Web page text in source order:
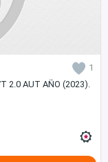
1
SUV MARCA Toyota MODELO Corolla Cross CVT 2.0 AUT AÑO (2023).